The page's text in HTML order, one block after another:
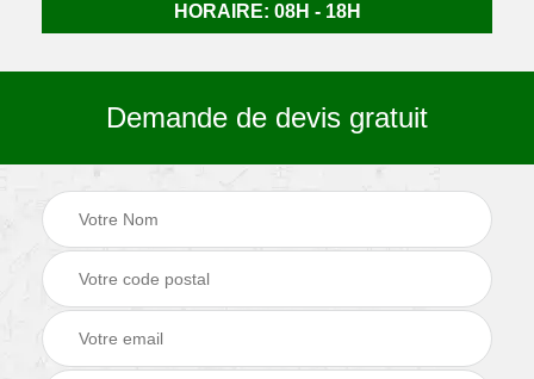
HORAIRE: 08H - 18H
Demande de devis gratuit